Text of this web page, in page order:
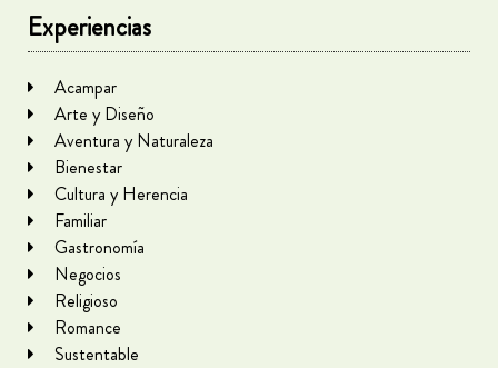
Experiencias
Acampar
Arte y Diseño
Aventura y Naturaleza
Bienestar
Cultura y Herencia
Familiar
Gastronomía
Negocios
Religioso
Romance
Sustentable